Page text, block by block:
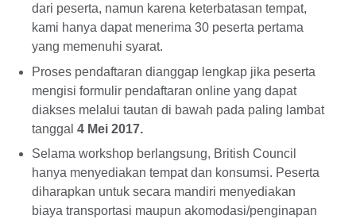
dari peserta, namun karena keterbatasan tempat,
kami hanya dapat menerima 30 peserta pertama
yang memenuhi syarat.
Proses pendaftaran dianggap lengkap jika peserta
mengisi formulir pendaftaran online yang dapat
diakses melalui tautan di bawah pada paling lambat
tanggal 4 Mei 2017.
Selama workshop berlangsung, British Council
hanya menyediakan tempat dan konsumsi. Peserta
diharapkan untuk secara mandiri menyediakan
biaya transportasi maupun akomodasi/penginapan